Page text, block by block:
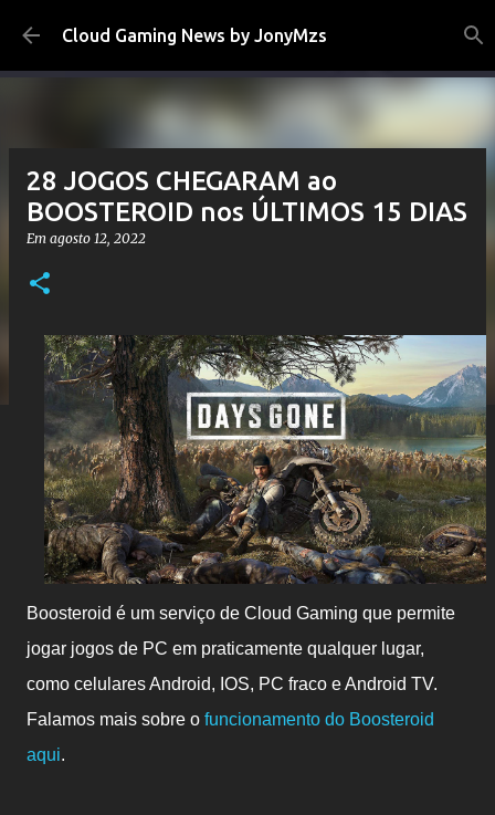
Pular para o conteúdo principal
Cloud Gaming News by JonyMzs
28 JOGOS CHEGARAM ao
BOOSTEROID nos ÚLTIMOS 15 DIAS
Em agosto 12, 2022
Boosteroid é um serviço de Cloud Gaming que permite
jogar jogos de PC em praticamente qualquer lugar,
como celulares Android, IOS, PC fraco e Android TV.
Falamos mais sobre o funcionamento do Boosteroid
aqui.